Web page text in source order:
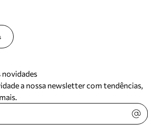
novidades
a nossa newsletter com tendências,